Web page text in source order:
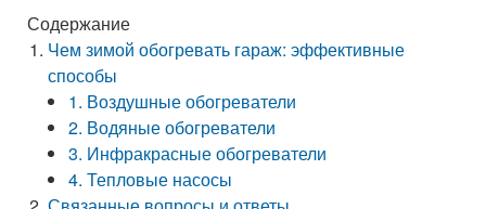
Содержание
Чем зимой обогревать гараж: эффективные
способы
1. Воздушные обогреватели
2. Водяные обогреватели
3. Инфракрасные обогреватели
4. Тепловые насосы